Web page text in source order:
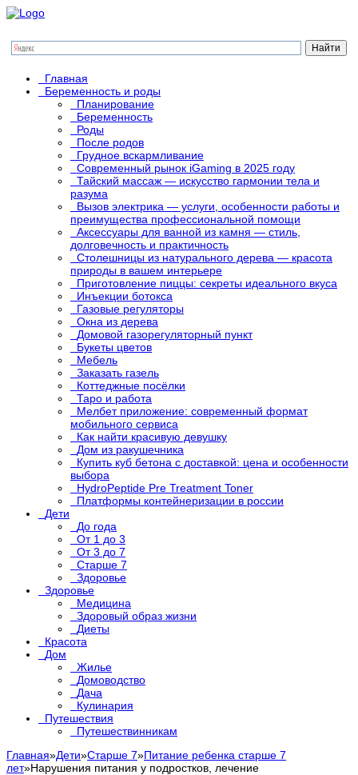
Главная
Беременность и роды
Планирование
Беременность
Роды
После родов
Грудное вскармливание
Современный рынок iGaming в 2025 году
Тайский массаж — искусство гармонии тела и
разума
Вызов электрика — услуги, особенности работы и
преимущества профессиональной помощи
Аксессуары для ванной из камня — стиль,
долговечность и практичность
Столешницы из натурального дерева — красота
природы в вашем интерьере
Приготовление пиццы: секреты идеального вкуса
Инъекции ботокса
Газовые регуляторы
Окна из дерева
Домовой газорегуляторный пункт
Букеты цветов
Мебель
Заказать газель
Коттеджные посёлки
Таро и работа
Мелбет приложение: современный формат
мобильного сервиса
Как найти красивую девушку
Дом из ракушечника
Купить куб бетона с доставкой: цена и особенности
выбора
HydroPeptide Pre Treatment Toner
Платформы контейнеризации в россии
Дети
До года
От 1 до 3
От 3 до 7
Старше 7
Здоровье
Здоровье
Медицина
Здоровый образ жизни
Диеты
Красота
Дом
Жилье
Домоводство
Дача
Кулинария
Путешествия
Путешествинникам
Главная»Дети»Старше 7»Питание ребенка старше 7
лет»Нарушения питания у подростков, лечение